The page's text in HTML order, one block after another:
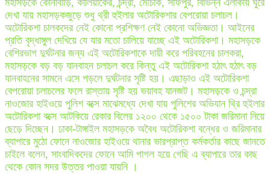
মহাসড়কে কোনাবাড়ি, কালিয়াকৈর, চন্দ্রা, মৌচাক, সফিপুর, বিভিন্ন এলাকায় ঘুরে
দেখা যায় মহাসড়কজুড়ে শুধু থ্রী হুইলার অটোরিকশার বেপরোয়া চলাচল।
অটোরিকশা চালকদের নেই কোনো প্রশিক্ষণ নেই কোনো অভিজ্ঞতা। আইনের
প্রতি বৃদ্ধাঙ্গুল দেখিয়ে যে যার মতো চালিয়ে যাচ্ছে এই অটোরিকশা। মহাসড়কে
বেশিরভাগ দুর্ঘটনার জন্য এই অটোরিকশাকে দায়ী করে পরিবহনের চালকরা,
মহাসড়কে বড় বড় যানবাহন চলাচল করে কিন্তু এই অটোরিকশা হঠাৎ হঠাৎ বড়
যানবাহনের সামনে এসে পড়লে দুর্ঘটনার সৃষ্টি হয়। এছাড়াও এই অটোরিকশা
বেপরোয়া চলাচলের ফলে রাস্তায় সৃষ্টি হয় ভয়াবহ যানজট। মহাসড়কে ও চন্দ্রা
নাওজোর হাইওয়ে পুলিশ বক্সে মাঝেমধ্যে দেখা যায় পুলিশের অভিযান থ্রি হুইলার
অটোরিকশা বক্সে আটকিয়ে রেকার বিলের ১২০০ থেকে ১৫০০ টাকা জরিমানা নিয়ে
ছেড়ে দিচ্ছেন। ঢাকা-টাঙ্গাইল মহাসড়কে অবৈধ অটোরিকশা বন্ধের ও জরিমানার
ব্যাপারে মুঠো ফোনে নাওজোর হাইওয়ে থানার ভারপ্রাপ্ত কর্মকর্তার কাছে জানতে
চাইলে বলেন, সাংবাদিকদের ফোনে আমি পাগল হয়ে গেছি এ ব্যাপারে তার কাছ
থেকে কোন সদর উত্তর পাওয়া যায়নি ।